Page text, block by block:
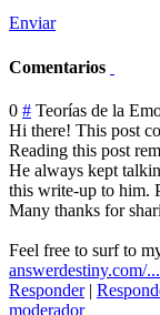
Enviar
Comentarios
0 # Teorías de la
Hi there! This post
Reading this post
He always kept
this write-up to him.
Many thanks for
Feel free to surf to
answerdestiny.com/
Responder|
moderador